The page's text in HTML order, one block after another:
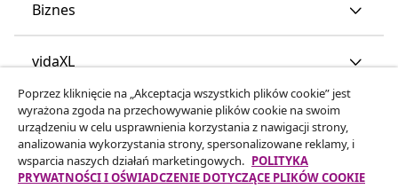
Biznes
vidaXL
Odkryj więcej
Poprzez kliknięcie na „Akceptacja wszystkich plików cookie” jest
wyrażona zgoda na przechowywanie plików cookie na swoim
urządzeniu w celu usprawnienia korzystania z nawigacji strony,
analizowania wykorzystania strony, spersonalizowane reklamy, i
wsparcia naszych działań marketingowych. POLITYKA
PRYWATNOŚCI I OŚWIADCZENIE DOTYCZĄCE PLIKÓW COOKIE